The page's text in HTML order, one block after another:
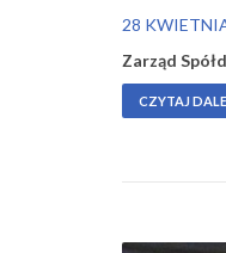
28
Zarząd
CZYTAJ